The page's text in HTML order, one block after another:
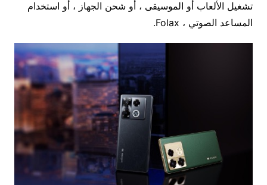
تشغيل الألعاب أو الموسيقى ، أو شحن الجهاز ، أو استخدام
المساعد الصوتي ، Folax.